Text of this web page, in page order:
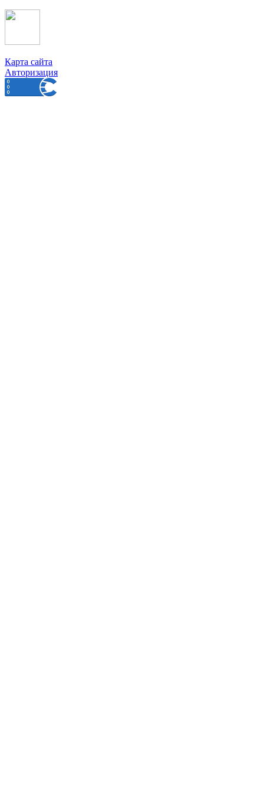
Карта сайта
Авторизация